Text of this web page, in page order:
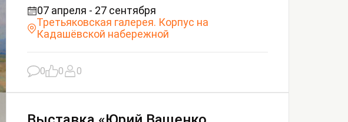
07 апреля - 27 сентября
Третьяковская галерея. Корпус на
Кадашёвской набережной
0 0 0